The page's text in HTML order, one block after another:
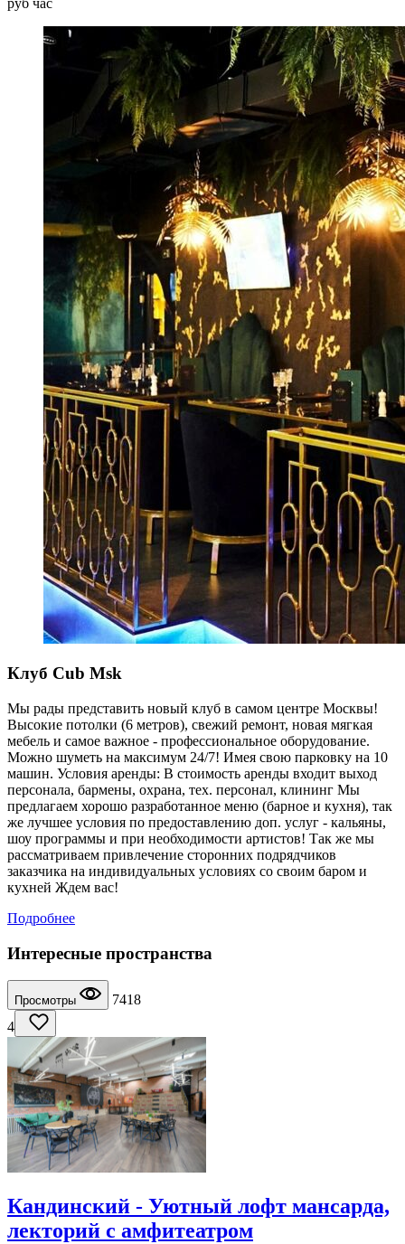
Клуб Cub Msk
Мы рады представить новый клуб в самом центре Москвы!
Высокие потолки (6 метров), свежий ремонт, новая мягкая
мебель и самое важное - профессиональное оборудование.
Можно шуметь на максимум 24/7! Имея свою парковку на 10
машин. Условия аренды: В стоимость аренды входит выход
персонала, бармены, охрана, тех. персонал, клининг Мы
предлагаем хорошо разработанное меню (барное и кухня), так
же лучшее условия по предоставлению доп. услуг - кальяны,
шоу программы и при необходимости артистов! Так же мы
рассматриваем привлечение сторонних подрядчиков
заказчика на индивидуальных условиях со своим баром и
кухней Ждем вас!
Подробнее
Интересные пространства
Просмотры
7418
4
Кандинский - Уютный лофт мансарда,
лекторий с амфитеатром